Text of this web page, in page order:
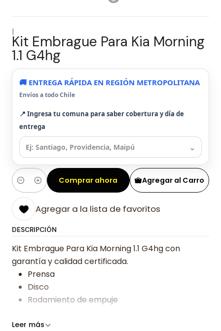
|
Kit Embrague Para Kia Morning
1.1 G4hg
🚚 ENTREGA RÁPIDA EN REGIÓN METROPOLITANA
Envíos a todo Chile
📍 Ingresa tu comuna para saber cobertura y día de
entrega
⌄
Cantidad
Agregar al Carro
Comprar ahora
Agregar a la lista de favoritos
DESCRIPCIÓN
Kit Embrague Para Kia Morning 1.1 G4hg con
garantía y calidad certificada.
Prensa
Disco
Rodamiento de empuje
Somos especialistas en embragues desde 2019,
Leer más